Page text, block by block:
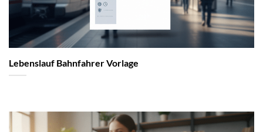
Lebenslauf Bahnfahrer Vorlage